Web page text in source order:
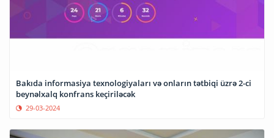
Bakıda informasiya texnologiyaları və onların tətbiqi üzrə 2-ci
beynəlxalq konfrans keçiriləcək
29-03-2024